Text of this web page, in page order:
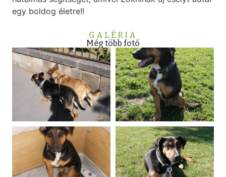
egy boldog életre!!
GALÉRIA
Még több fotó